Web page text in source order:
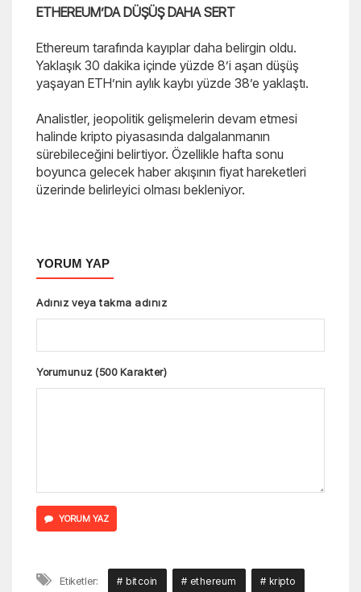
ETHEREUM’DA DÜŞÜŞ DAHA SERT
Ethereum tarafında kayıplar daha belirgin oldu.
Yaklaşık 30 dakika içinde yüzde 8’i aşan düşüş
yaşayan ETH’nin aylık kaybı yüzde 38’e yaklaştı.
Analistler, jeopolitik gelişmelerin devam etmesi
halinde kripto piyasasında dalgalanmanın
sürebileceğini belirtiyor. Özellikle hafta sonu
boyunca gelecek haber akışının fiyat hareketleri
üzerinde belirleyici olması bekleniyor.
YORUM YAP
Adınız veya takma adınız
Yorumunuz (500 Karakter)
YORUM YAZ
Etiketler: # bitcoin # ethereum # kripto